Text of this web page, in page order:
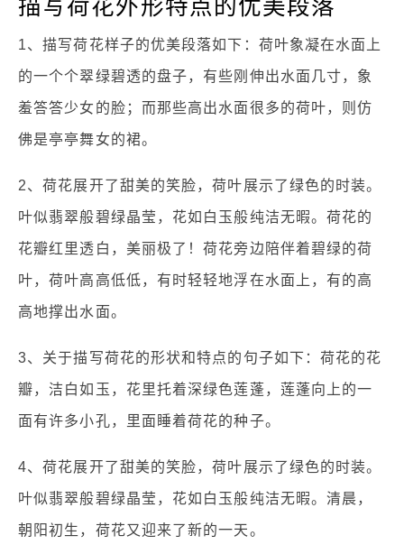
1、描写荷花样子的优美段落如下：荷叶象凝在水面上
的一个个翠绿碧透的盘子，有些刚伸出水面几寸，象
羞答答少女的脸；而那些高出水面很多的荷叶，则仿
佛是亭亭舞女的裙。
2、荷花展开了甜美的笑脸，荷叶展示了绿色的时装。
叶似翡翠般碧绿晶莹，花如白玉般纯洁无暇。荷花的
花瓣红里透白，美丽极了！荷花旁边陪伴着碧绿的荷
叶，荷叶高高低低，有时轻轻地浮在水面上，有的高
高地撑出水面。
3、关于描写荷花的形状和特点的句子如下：荷花的花
瓣，洁白如玉，花里托着深绿色莲蓬，莲蓬向上的一
面有许多小孔，里面睡着荷花的种子。
4、荷花展开了甜美的笑脸，荷叶展示了绿色的时装。
叶似翡翠般碧绿晶莹，花如白玉般纯洁无暇。清晨，
朝阳初生，荷花又迎来了新的一天。